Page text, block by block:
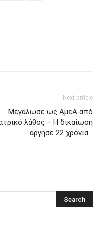
Next article
Μεγάλωσε ως ΑμεΑ από
λάθος – Η δικαίωση
άργησε 22 χρόνια…